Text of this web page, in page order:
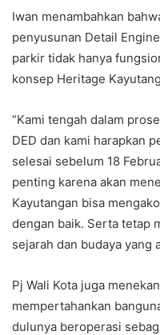
Iwan menambahkan
penyusunan Detail
parkir tidak hanya
konsep Heritage
“Kami tengah dalam
DED dan kami harapkan
selesai sebelum 18
penting karena akan
Kayutangan bisa
dengan baik. Serta tetap
sejarah dan budaya yang
Pj Wali Kota juga
mempertahankan
dulunya beroperasi